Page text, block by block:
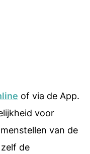
of via de App.
voor
van de
de